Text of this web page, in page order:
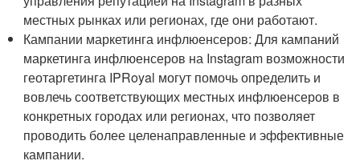
местных рынках или регионах, где они работают.
Кампании маркетинга инфлюенсеров: Для кампаний
маркетинга инфлюенсеров на Instagram возможности
геотаргетинга IPRoyal могут помочь определить и
вовлечь соответствующих местных инфлюенсеров в
конкретных городах или регионах, что позволяет
проводить более целенаправленные и эффективные
кампании.